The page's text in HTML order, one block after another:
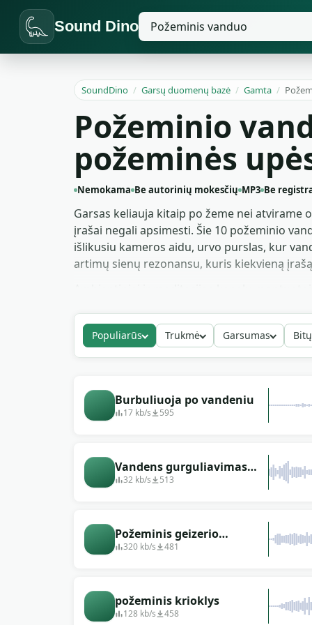
Sound Dino
SoundDino / Garsų duomenų bazė / Gamta /
Požeminio
požeminės
Nemokama Be autorinių mokesčių MP3 Be
Garsas keliauja kitaip po žeme nei atvirame
įrašai negali apsimesti. Šie 10 požeminio
išlikusiu kameros aidu, urvo purslas, kur
artimų sienų rezonansu, kuris kiekvieną
padarų ir žingsnių medžiaga.
registracijos sienos.
Populiarūs Trukmė Garsumas
Burbuliuoja po vandeniu
17 kb/s 595
Vandens gurguliavimas
gilumoje
32 kb/s 513
Požeminis geizerio
triukšmas, vandens
320 kb/s 481
požeminis krioklys
128 kb/s 458